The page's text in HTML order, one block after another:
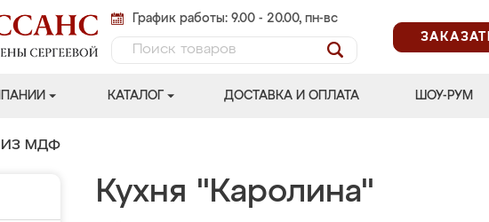
График работы: 9.00 - 20.00, пн-вс
КАТАЛОГ ДОСТАВКА И ОПЛАТА ШОУ-РУМ
ИЗ МДФ
Кухня "Каролина"